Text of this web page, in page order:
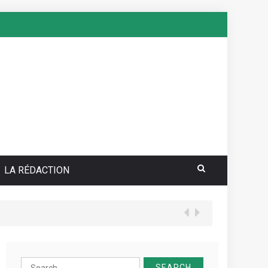
LA RÉDACTION
sea pokie play Totally free
Search